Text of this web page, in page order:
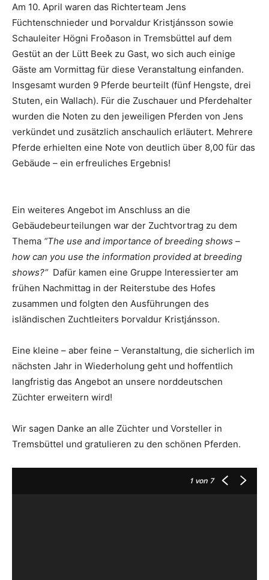
Am 10. April waren das Richterteam Jens
Füchtenschnieder und Þorvaldur Kristjánsson sowie
Schauleiter Högni Froðason in Tremsbüttel auf dem
Gestüt an der Lütt Beek zu Gast, wo sich auch einige
Gäste am Vormittag für diese Veranstaltung einfanden.
Insgesamt wurden 9 Pferde beurteilt (fünf Hengste, drei
Stuten, ein Wallach). Für die Zuschauer und Pferdehalter
wurden die Noten zu den jeweiligen Pferden von Jens
verkündet und zusätzlich anschaulich erläutert. Mehrere
Pferde erhielten eine Note von deutlich über 8,00 für das
Gebäude – ein erfreuliches Ergebnis!
Ein weiteres Angebot im Anschluss an die
Gebäudebeurteilungen war der Zuchtvortrag zu dem
Thema “The use and importance of breeding shows –
how can you use the information provided at breeding
shows?“Dafür kamen eine Gruppe Interessierter am
frühen Nachmittag in der Reiterstube des Hofes
zusammen und folgten den Ausführungen des
isländischen Zuchtleiters Þorvaldur Kristjánsson.
Eine kleine – aber feine – Veranstaltung, die sicherlich im
nächsten Jahr in Wiederholung geht und hoffentlich
langfristig das Angebot an unsere norddeutschen
Züchter erweitern wird!
Wir sagen Danke an alle Züchter und Vorsteller in
Tremsbüttel und gratulieren zu den schönen Pferden.
1 von 7